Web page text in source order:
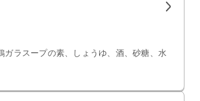
ラスープの素、しょうゆ、酒、砂糖、水